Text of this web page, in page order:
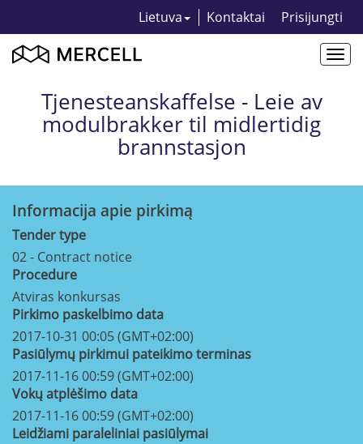
Lietuva Kontaktai Prisijungti
Tjenesteanskaffelse - Leie av
modulbrakker til midlertidig
brannstasjon
Informacija apie pirkimą
Tender type
02 - Contract notice
Procedure
Atviras konkursas
Pirkimo paskelbimo data
2017-10-31 00:05 (GMT+02:00)
Pasiūlymų pirkimui pateikimo terminas
2017-11-16 00:59 (GMT+02:00)
Vokų atplėšimo data
2017-11-16 00:59 (GMT+02:00)
Leidžiami paraleliniai pasiūlymai